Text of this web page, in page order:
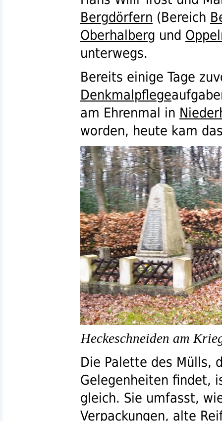
Bergdörfern (Bereich
Oberhalberg und
unterwegs.
Bereits einige Tage
Denkmalpflege
am Ehrenmal in
worden, heute kam
Heckeschneiden am
Die Palette des Mülls,
Gelegenheiten findet,
gleich. Sie umfasst,
Verpackungen, alte